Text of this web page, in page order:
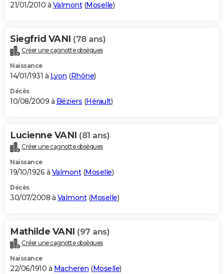
21/01/2010 à Valmont(Moselle)
Siegfrid VANI (78 ans)
Créer une cagnotte obsèques
Naissance
14/01/1931 à Lyon (Rhône)
Décès
10/08/2009 à Béziers (Hérault)
Lucienne VANI (81 ans)
Créer une cagnotte obsèques
Naissance
19/10/1926 à Valmont(Moselle)
Décès
30/07/2008 à Valmont(Moselle)
Mathilde VANI (97 ans)
Créer une cagnotte obsèques
Naissance
22/06/1910 à Macheren (Moselle)